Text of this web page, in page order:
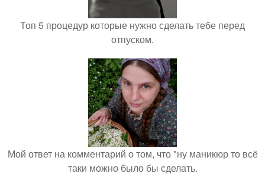
Топ 5 процедур которые нужно сделать тебе перед
отпуском.
Мой ответ на комментарий о том, что "ну маникюр то всё
таки можно было бы сделать.